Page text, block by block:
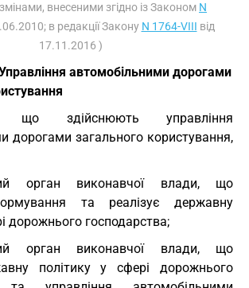
внесеними згідно із Законом N
в редакції Закону N 1764-VIII від
17.11.2016 )
автомобільними дорогами
що здійснюють управління
дорогами загального користування,
орган виконавчої влади, що
та реалізує державну
дорожнього господарства;
орган виконавчої влади, що
політику у сфері дорожнього